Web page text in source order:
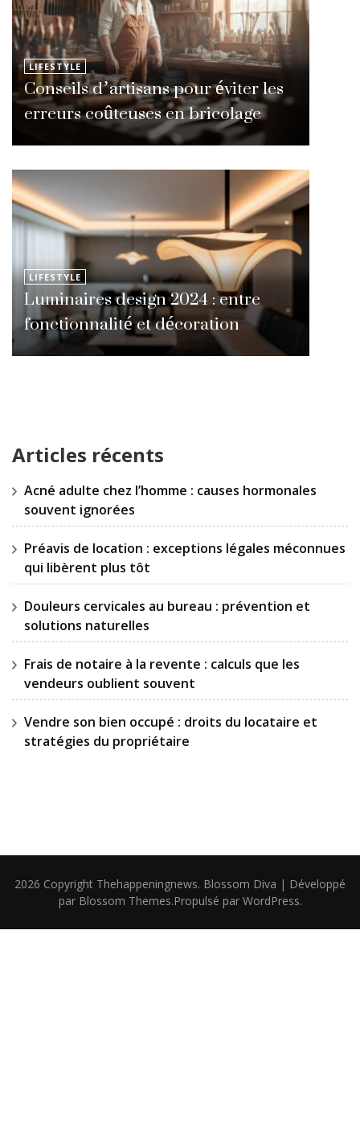
LIFESTYLE
Conseils d’artisans pour éviter les
erreurs coûteuses en bricolage
LIFESTYLE
Luminaires design 2024 : entre
fonctionnalité et décoration
Articles récents
Acné adulte chez l’homme : causes hormonales
souvent ignorées
Préavis de location : exceptions légales méconnues
qui libèrent plus tôt
Douleurs cervicales au bureau : prévention et
solutions naturelles
Frais de notaire à la revente : calculs que les
vendeurs oublient souvent
Vendre son bien occupé : droits du locataire et
stratégies du propriétaire
2026 Copyright Thehappeningnews. Blossom Diva | Développé
par Blossom Themes.Propulsé par WordPress.